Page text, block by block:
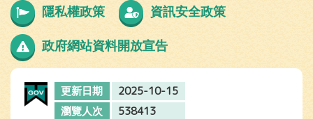
隱私權政策 資訊安全政策
政府網站資料開放宣告
更新日期 2025-10-15
瀏覽人次 538413